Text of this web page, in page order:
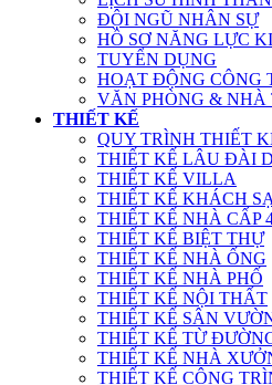
ĐỘI NGŨ NHÂN SỰ
HỒ SƠ NĂNG LỰC
TUYỂN DỤNG
HOẠT ĐỘNG CÔNG
VĂN PHÒNG & NHÀ
THIẾT KẾ
QUY TRÌNH THIẾT
THIẾT KẾ LÂU ĐÀI
THIẾT KẾ VILLA
THIẾT KẾ KHÁCH
THIẾT KẾ NHÀ CẤP
THIẾT KẾ BIỆT THỰ
THIẾT KẾ NHÀ ỐNG
THIẾT KẾ NHÀ PHỐ
THIẾT KẾ NỘI THẤT
THIẾT KẾ SÂN
THIẾT KẾ TỪ
THIẾT KẾ NHÀ
THIẾT KẾ CÔNG